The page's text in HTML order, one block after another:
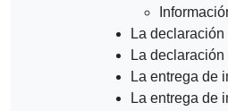
La
La
La entrega de
La entrega de